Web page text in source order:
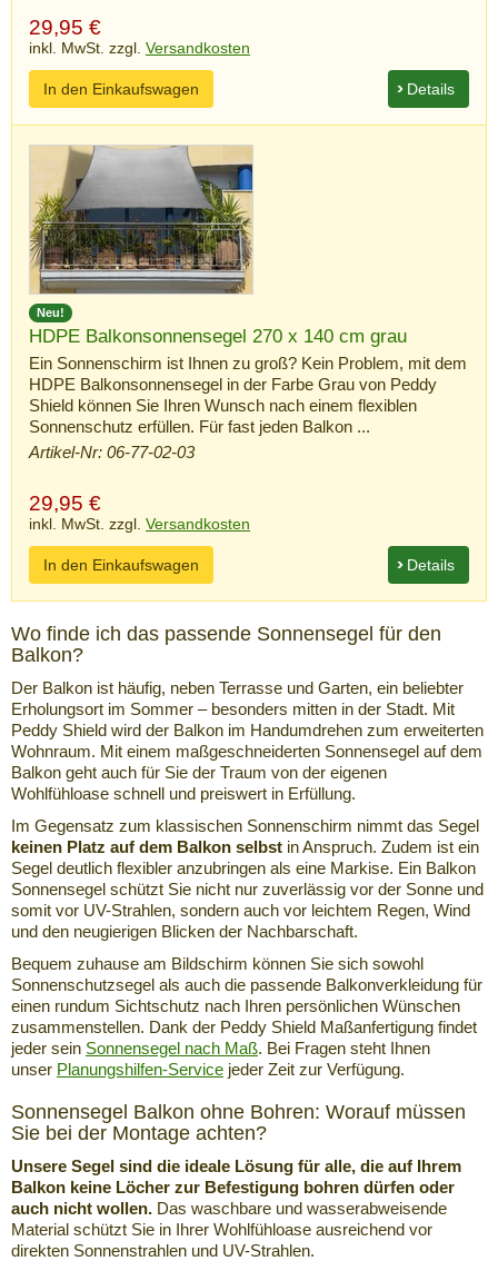
29,95 €
inkl. MwSt. zzgl. Versandkosten
Details
In den Einkaufswagen
Neu!
HDPE Balkonsonnensegel 270 x 140 cm grau
Ein Sonnenschirm ist Ihnen zu groß? Kein Problem, mit dem
HDPE Balkonsonnensegel in der Farbe Grau von Peddy
Shield können Sie Ihren Wunsch nach einem flexiblen
Sonnenschutz erfüllen. Für fast jeden Balkon ...
Artikel-Nr: 06-77-02-03
29,95 €
inkl. MwSt. zzgl. Versandkosten
Details
In den Einkaufswagen
Wo finde ich das passende Sonnensegel für den
Balkon?
Der Balkon ist häufig, neben Terrasse und Garten, ein beliebter
Erholungsort im Sommer – besonders mitten in der Stadt. Mit
Peddy Shield wird der Balkon im Handumdrehen zum erweiterten
Wohnraum. Mit einem maßgeschneiderten Sonnensegel auf dem
Balkon geht auch für Sie der Traum von der eigenen
Wohlfühloase schnell und preiswert in Erfüllung.
Im Gegensatz zum klassischen Sonnenschirm nimmt das Segel
keinen Platz auf dem Balkon selbst in Anspruch. Zudem ist ein
Segel deutlich flexibler anzubringen als eine Markise. Ein Balkon
Sonnensegel schützt Sie nicht nur zuverlässig vor der Sonne und
somit vor UV-Strahlen, sondern auch vor leichtem Regen, Wind
und den neugierigen Blicken der Nachbarschaft.
Bequem zuhause am Bildschirm können Sie sich sowohl
Sonnenschutzsegel als auch die passende Balkonverkleidung für
einen rundum Sichtschutz nach Ihren persönlichen Wünschen
zusammenstellen. Dank der Peddy Shield Maßanfertigung findet
jeder sein Sonnensegel nach Maß. Bei Fragen steht Ihnen
unser Planungshilfen-Service jeder Zeit zur Verfügung.
Sonnensegel Balkon ohne Bohren: Worauf müssen
Sie bei der Montage achten?
Unsere Segel sind die ideale Lösung für alle, die auf Ihrem
Balkon keine Löcher zur Befestigung bohren dürfen oder
auch nicht wollen. Das waschbare und wasserabweisende
Material schützt Sie in Ihrer Wohlfühloase ausreichend vor
direkten Sonnenstrahlen und UV-Strahlen.